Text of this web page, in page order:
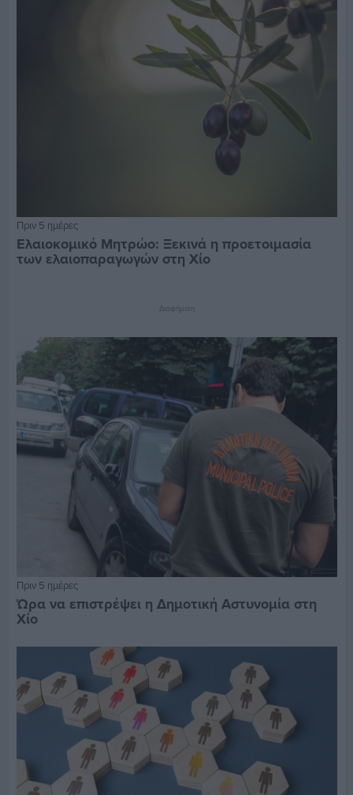
Πριν 5 ημέρες
Ελαιοκομικό Μητρώο: Ξεκινά η προετοιμασία
των ελαιοπαραγωγών στη Χίο
Διαφήμιση
Πριν 5 ημέρες
Ώρα να επιστρέψει η Δημοτική Αστυνομία στη
Χίο